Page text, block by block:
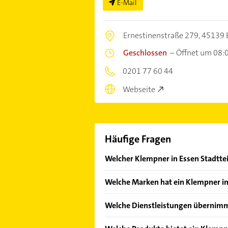
E-Mail
Ernestinenstraße 279,45139
Geschlossen –Öffnet um
0201 77 60 44
Webseite
Häufige Fragen
Welcher Klempner in Essen
Sonn- und Feiertagen abweichen
Welche Marken hat ein Klempner
Welche Dienstleistungen